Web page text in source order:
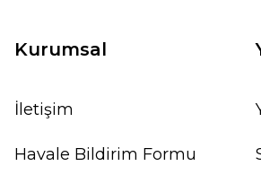
Kurumsal
İletişim
Havale Bildirim Formu